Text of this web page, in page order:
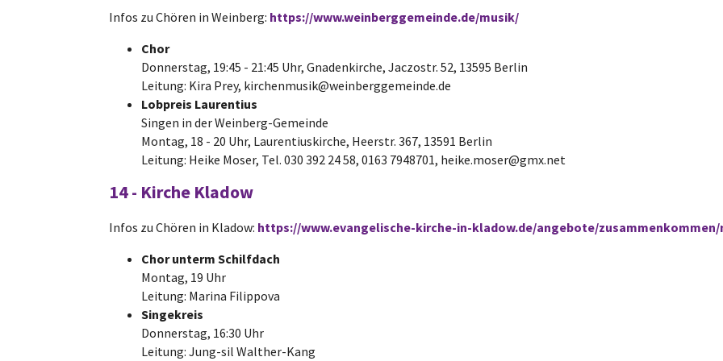
Infos zu Chören in Weinberg: https://www.weinberggemeinde.de/musik/
Chor
Donnerstag, 19:45 - 21:45 Uhr, Gnadenkirche, Jaczostr. 52, 13595 Berlin
Leitung: Kira Prey, kirchenmusik@weinberggemeinde.de
Lobpreis Laurentius
Singen in der Weinberg-Gemeinde
Montag, 18 - 20 Uhr, Laurentiuskirche, Heerstr. 367, 13591 Berlin
Leitung: Heike Moser, Tel. 030 392 24 58, 0163 7948701, heike.moser@gmx.net
14 - Kirche Kladow
Infos zu Chören in Kladow: https://www.evangelische-kirche-in-kladow.de/angebote/
Chor unterm Schilfdach
Montag, 19 Uhr
Leitung: Marina Filippova
Singekreis
Donnerstag, 16:30 Uhr
Leitung: Jung-sil Walther-Kang